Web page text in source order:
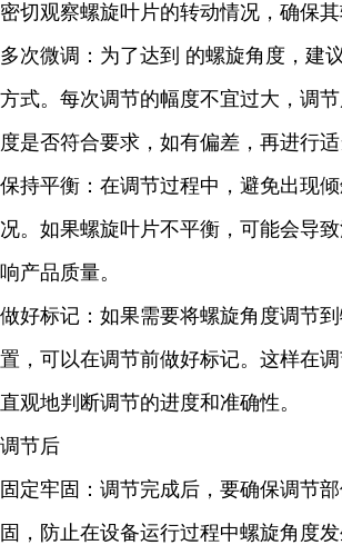
密切观察螺旋叶片的转动情况，确保其
多次微调：为了达到 的螺旋角度，建
方式。每次调节的幅度不宜过大，调
度是否符合要求，如有偏差，再进行适
保持平衡：在调节过程中，避免出现
况。如果螺旋叶片不平衡，可能会导
响产品质量。
做好标记：如果需要将螺旋角度调节
置，可以在调节前做好标记。这样在
直观地判断调节的进度和准确性。
调节后
固定牢固：调节完成后，要确保调节
固，防止在设备运行过程中螺旋角度